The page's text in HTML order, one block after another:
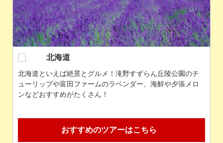
沖縄県
美しい海はもちろん、パワースポット巡りや、眺めの良い
カフェでのんびりするのもおすすめ！
おすすめのツアーはこちら